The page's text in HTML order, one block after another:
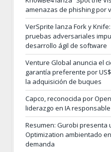
amenazas de phishing por
VerSprite lanza Fork y
pruebas adversariales
desarrollo ágil de software
Venture Global anuncia el
garantía preferente por
la adquisición de buques
Capco, reconocida por
liderazgo en IA responsable
Resumen: Gurobi presenta
Optimization ambientado
demanda